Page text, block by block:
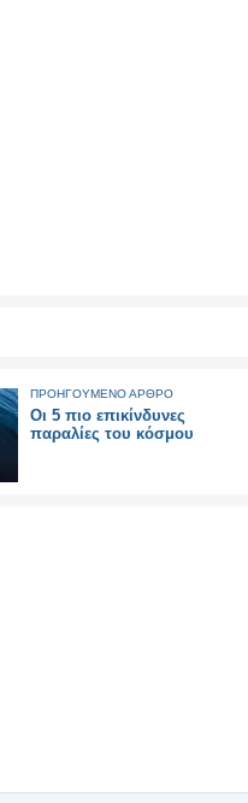
ΠΡΟΗΓΟΥΜΕΝΟ ΑΡΘΡΟ
Οι 5 πιο επικίνδυνες
παραλίες του κόσμου